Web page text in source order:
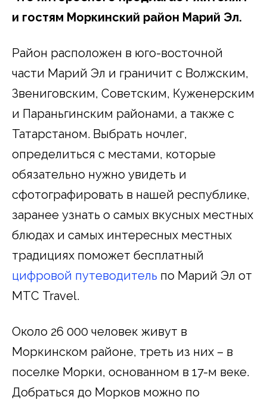
и гостям Моркинский район Марий Эл.
Район расположен в юго-восточной
части Марий Эл и граничит с Волжским,
Звениговским, Советским, Куженерским
и Параньгинским районами, а также с
Татарстаном. Выбрать ночлег,
определиться с местами, которые
обязательно нужно увидеть и
сфотографировать в нашей республике,
заранее узнать о самых вкусных местных
блюдах и самых интересных местных
традициях поможет бесплатный
цифровой путеводитель по Марий Эл от
МТС Travel.
Около 26 000 человек живут в
Моркинском районе, треть из них – в
поселке Морки, основанном в 17-м веке.
Добраться до Морков можно по